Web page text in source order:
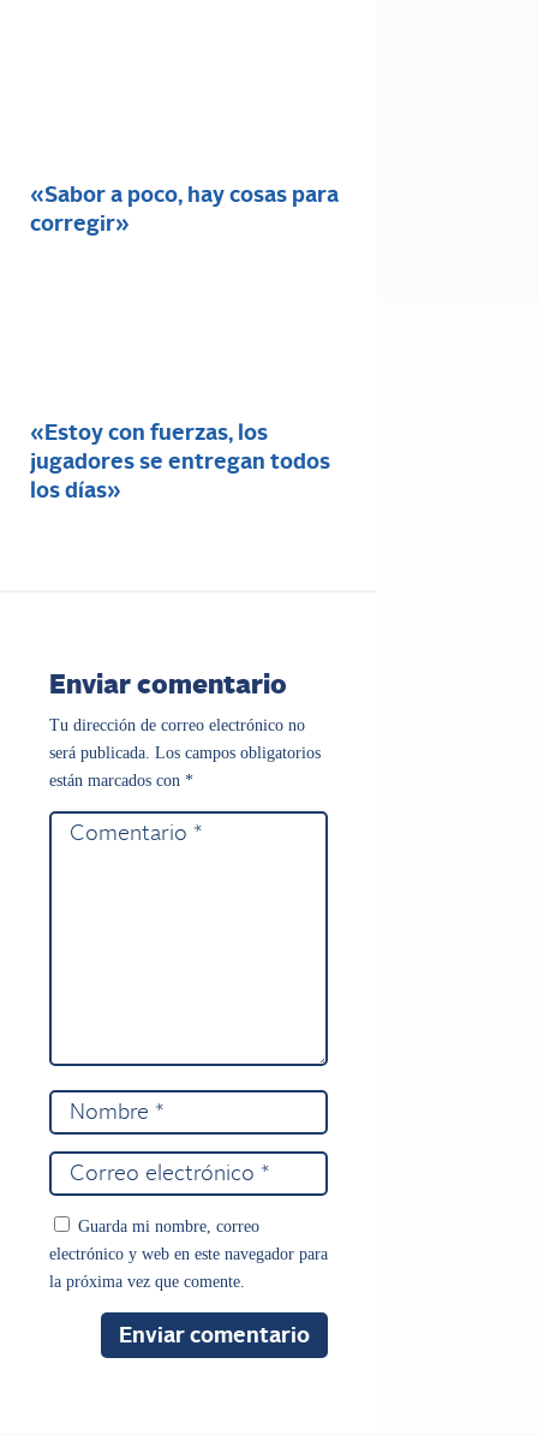
«Sabor a poco, hay cosas para
corregir»
«Estoy con fuerzas, los
jugadores se entregan todos
los días»
Enviar comentario
Tu dirección de correo electrónico no
será publicada. Los campos obligatorios
están marcados con *
Guarda mi nombre, correo
electrónico y web en este navegador para
la próxima vez que comente.